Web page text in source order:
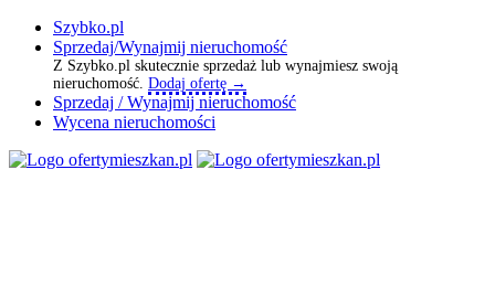
Szybko.pl
Sprzedaj/Wynajmij nieruchomość
Z Szybko.pl skutecznie sprzedaż lub wynajmiesz swoją
nieruchomość. Dodaj ofertę →
Sprzedaj / Wynajmij nieruchomość
Wycena nieruchomości